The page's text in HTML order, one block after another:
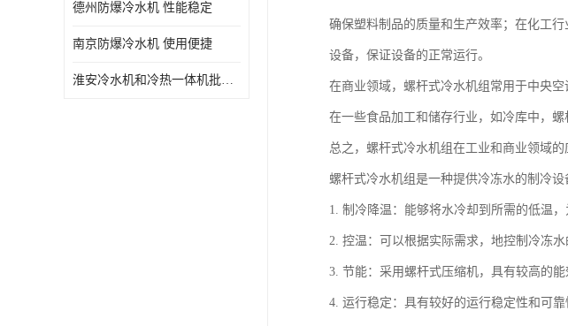
德州防爆冷水机 性能稳定
南京防爆冷水机 使用便捷
淮安冷水机和冷热一体机批发 性能稳定
确保塑料制品的质量和生产效率；在化工
设备，保证设备的正常运行。
在商业领域，螺杆式冷水机组常用于中央
在一些食品加工和储存行业，如冷库中，
总之，螺杆式冷水机组在工业和商业领域
螺杆式冷水机组是一种提供冷冻水的制冷设
1. 制冷降温：能够将水冷却到所需的低温
2. 控温：可以根据实际需求，地控制冷冻
3. 节能：采用螺杆式压缩机，具有较高的
4. 运行稳定：具有较好的运行稳定性和可